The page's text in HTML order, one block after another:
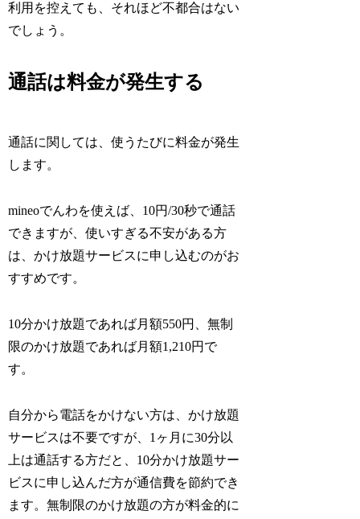
利用を控えても、それほど不都合はない
でしょう。
通話は料金が発生する
通話に関しては、使うたびに料金が発生
します。
mineoでんわを使えば、10円/30秒で通話
できますが、使いすぎる不安がある方
は、かけ放題サービスに申し込むのがお
すすめです。
10分かけ放題であれば月額550円、無制
限のかけ放題であれば月額1,210円で
す。
自分から電話をかけない方は、かけ放題
サービスは不要ですが、1ヶ月に30分以
上は通話する方だと、10分かけ放題サー
ビスに申し込んだ方が通信費を節約でき
ます。無制限のかけ放題の方が料金的に